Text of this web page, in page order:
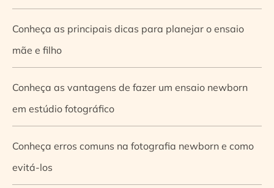
Conheça as principais dicas para planejar o ensaio
mãe e filho
Conheça as vantagens de fazer um ensaio newborn
em estúdio fotográfico
Conheça erros comuns na fotografia newborn e como
evitá-los